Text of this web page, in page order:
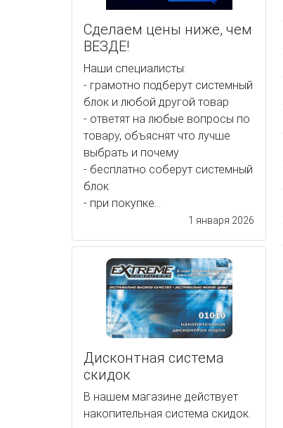
Сделаем цены ниже, чем
ВЕЗДЕ!
Наши специалисты:
- грамотно подберут системный
блок и любой другой товар
- ответят на любые вопросы по
товару, объяснят что лучше
выбрать и почему
- бесплатно соберут системный
блок
- при покупке...
1 января 2026
Дисконтная система
скидок
В нашем магазине действует
накопительная система скидок.